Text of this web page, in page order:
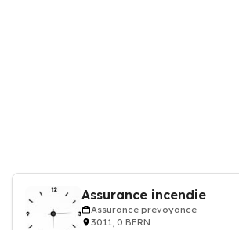
Assurance incendie
Assurance prevoyance
3011, 0 BERN